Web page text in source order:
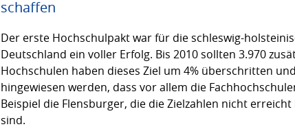
schaffen
Der erste Hochschulpakt war für die schleswig-
Deutschland ein voller Erfolg. Bis 2010 sollten 3.970
Hochschulen haben dieses Ziel um 4% überschritten
hingewiesen werden, dass vor allem die
Beispiel die Flensburger, die die Zielzahlen nicht
sind.